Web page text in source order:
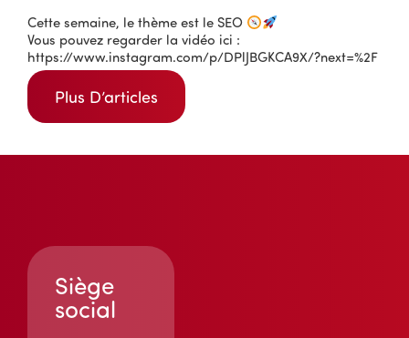
Cette semaine, le thème est le SEO
Vous pouvez regarder la vidéo ici :
https://www.instagram.com/p/DPlJBGKCA9X/?next=%2F
Plus D’articles
Siège
social